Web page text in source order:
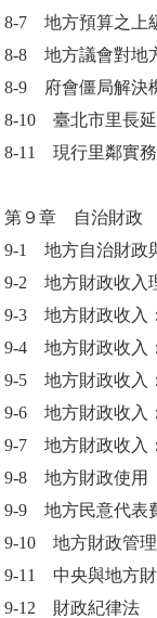
8-7 地方預算之上
8-8 地方議會對地
8-9 府會僵局解決
8-10 臺北市里長延
8-11 現行里鄰實
第９章 自治財政
9-1 地方自治財政
9-2 地方財政收入
9-3 地方財政收入
9-4 地方財政收入
9-5 地方財政收入
9-6 地方財政收入
9-7 地方財政收入
9-8 地方財政使用
9-9 地方民意代表
9-10 地方財政管
9-11 中央與地方
9-12 財政紀律法